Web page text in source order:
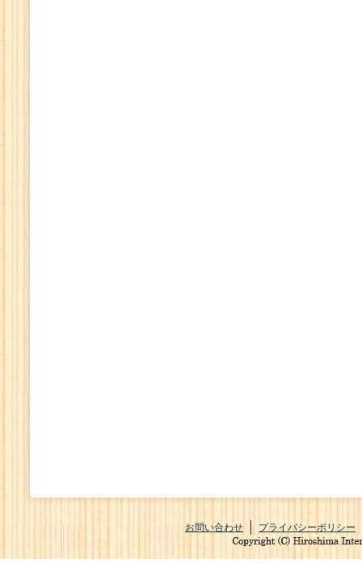
お問い合わせ プライバシーポリシー